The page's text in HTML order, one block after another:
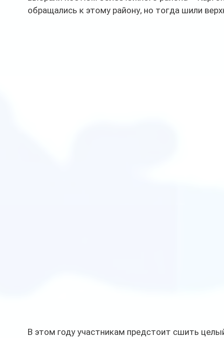
обращались к этому району, но тогда шили
В этом году участникам предстоит сшить